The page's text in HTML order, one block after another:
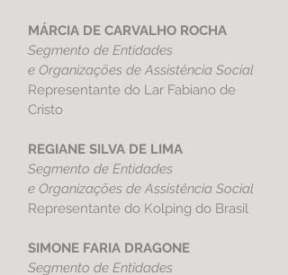
MÁRCIA DE CARVALHO ROCHA
Segmento de Entidades
e Organizações de Assistência Social
Representante do Lar Fabiano de
Cristo
REGIANE SILVA DE LIMA
Segmento de Entidades
e Organizações de Assistência Social
Representante do Kolping do Brasil
SIMONE FARIA DRAGONE
Segmento de Entidades